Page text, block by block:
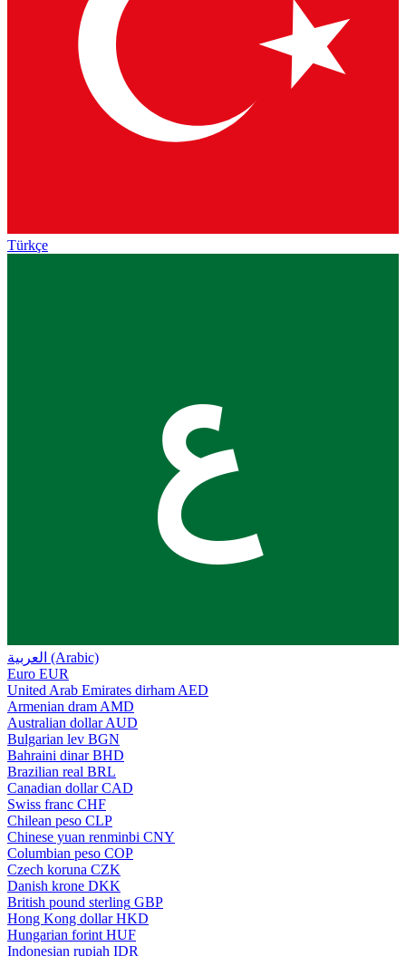
Türkçe
ع
العربية (Arabic)
Euro EUR
United Arab Emirates dirham AED
Armenian dram AMD
Australian dollar AUD
Bulgarian lev BGN
Bahraini dinar BHD
Brazilian real BRL
Canadian dollar CAD
Swiss franc CHF
Chilean peso CLP
Chinese yuan renminbi CNY
Columbian peso COP
Czech koruna CZK
Danish krone DKK
British pound sterling GBP
Hong Kong dollar HKD
Hungarian forint HUF
Indonesian rupiah IDR